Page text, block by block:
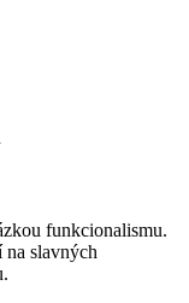
funkcionalismu.
na slavných